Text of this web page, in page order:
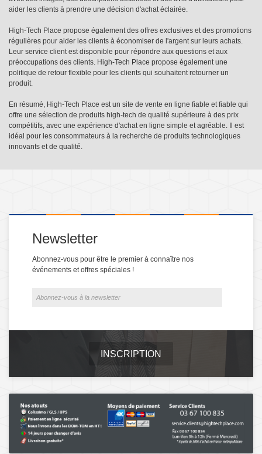
aider les clients à prendre une décision d'achat éclairée.
High-Tech Place propose également des offres exclusives et des promotions
régulières pour aider les clients à économiser de l'argent sur leurs achats.
Leur service client est disponible pour répondre aux questions et aux
préoccupations des clients. High-Tech Place propose également une
politique de retour flexible pour les clients qui souhaitent retourner un
produit.
En résumé, High-Tech Place est un site de vente en ligne fiable et fiable qui
offre une sélection de produits high-tech de qualité supérieure à des prix
compétitifs, avec une expérience d'achat en ligne simple et agréable. Il est
idéal pour les consommateurs à la recherche de produits technologiques
innovants et de qualité.
Newsletter
Abonnez-vous pour être le premier à connaître nos
événements et offres spéciales !
INSCRIPTION